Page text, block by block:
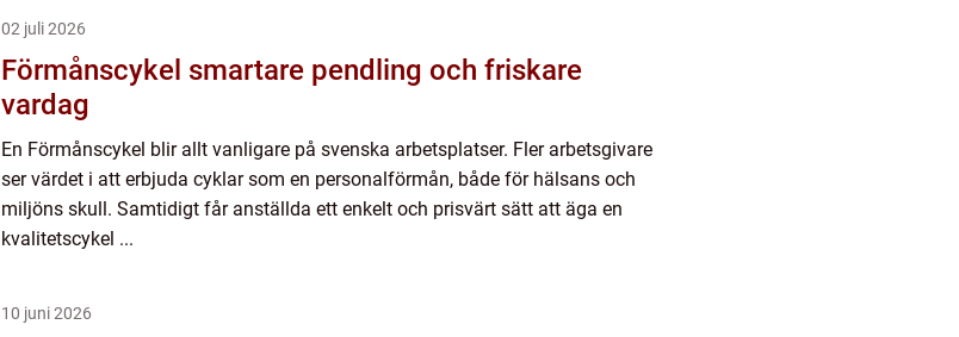
02 juli 2026
Förmånscykel smartare pendling och friskare
vardag
En Förmånscykel blir allt vanligare på svenska arbetsplatser. Fler arbetsgivare
ser värdet i att erbjuda cyklar som en personalförmån, både för hälsans och
miljöns skull. Samtidigt får anställda ett enkelt och prisvärt sätt att äga en
kvalitetscykel ...
10 juni 2026